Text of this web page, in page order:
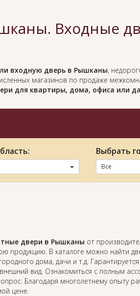
Входные
входную дверь в Рышканы,
магазинов по продаже
для квартиры, дома, офиса или
Выбрать
Все
двери в Рышканы от
В каталоге можно найти
дома, дачи и т.д.
вид. Ознакомиться с полным
Благодаря многолетнему опыту
цене.